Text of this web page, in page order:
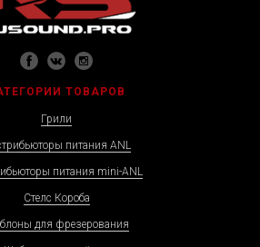
ТОВАРОВ
Грили
питания ANL
питания mini-ANL
Стелс Короба
для фрезерования